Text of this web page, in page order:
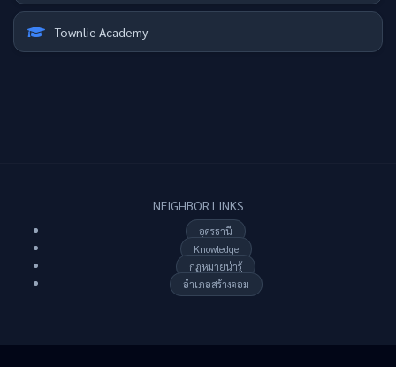
Townlie Academy
NEIGHBOR LINKS
อุดรธานี
Knowledge
กฏหมายน่ารู้
อำเภอสร้างคอม